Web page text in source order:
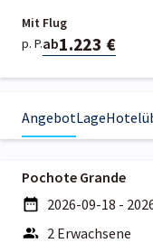
Mit Flug
p. P.ab1.223 €
AngebotLage
Pochote Grande
2026-09-18 -
2 Erwachsene